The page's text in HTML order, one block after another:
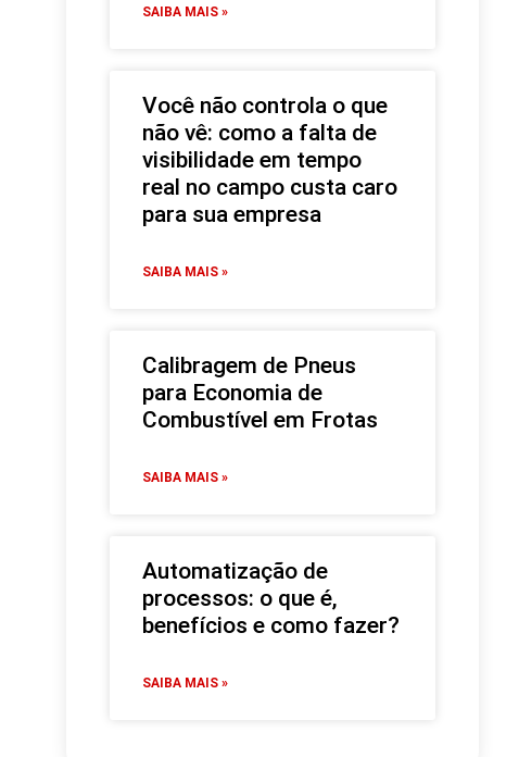
SAIBA MAIS »
Você não controla o que
não vê: como a falta de
visibilidade em tempo
real no campo custa caro
para sua empresa
SAIBA MAIS »
Calibragem de Pneus
para Economia de
Combustível em Frotas
SAIBA MAIS »
Automatização de
processos: o que é,
benefícios e como fazer?
SAIBA MAIS »